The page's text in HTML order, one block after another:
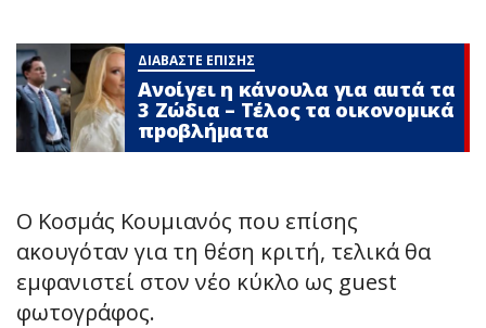
ΔΙΑΒΑΣΤΕ ΕΠΙΣΗΣ
Ανοίγει η κάνουλα για αuτά τα
3 Zώδια – Τέλος τα οικονομικά
πpοβλήματα
Ο Κοσμάς Κουμιανός που επίσης
ακουγόταν για τη θέση κριτή, τελικά θα
εμφανιστεί στον νέο κύκλο ως guest
φωτογράφος.